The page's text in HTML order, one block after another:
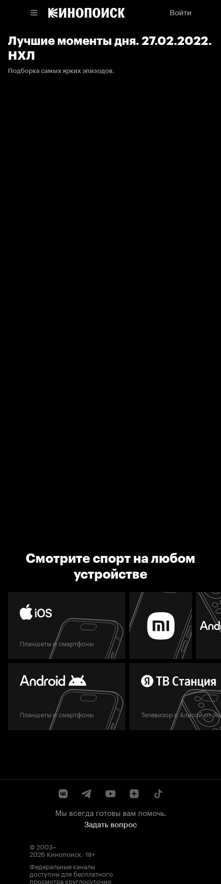
Войти
Лучшие моменты дня. 27.02.2022.
НХЛ
Подборка самых ярких эпизодов.
Смотрите спорт на любом
устройстве
Планшеты и смартфоны
Планшеты и смартфоны Телевизор с Алисой от
Мы всегда готовы вам помочь.
Задать вопрос
© 2003–
2026 Кинопоиск. 18+
Федеральные каналы
доступны для бесплатного
просмотра круглосуточно